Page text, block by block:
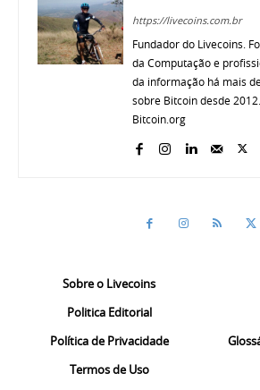
https://livecoins.com.br
Fundador do Livecoins.
da Computação e
da informação há mais
sobre Bitcoin desde
Bitcoin.org
Sobre o Livecoins
Politica Editorial
Política de Privacidade
Termos de Uso